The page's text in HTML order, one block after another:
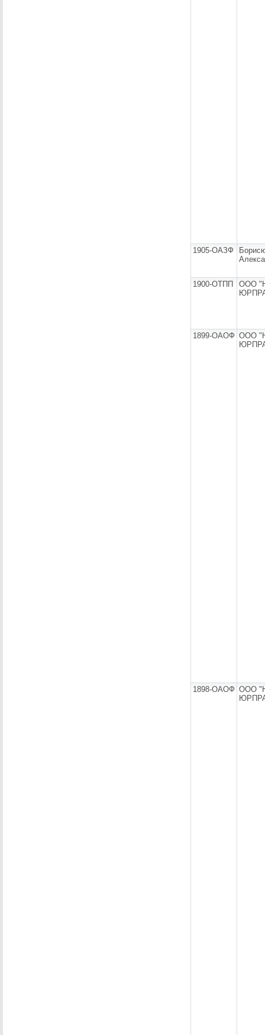
1905-ОАЗФ
1900-ОТПП
ООО
1899-ОАОФ ООО
1898-ОАОФ ООО